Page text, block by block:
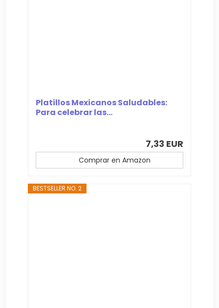
Platillos Mexicanos Saludables:
Para celebrar las...
7,33 EUR
Comprar en Amazon
BESTSELLER NO. 2